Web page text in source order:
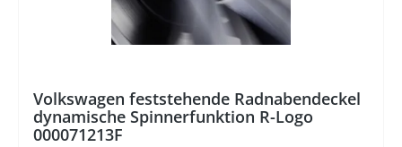
Volkswagen feststehende Radnabendeckel
dynamische Spinnerfunktion R-Logo
000071213F